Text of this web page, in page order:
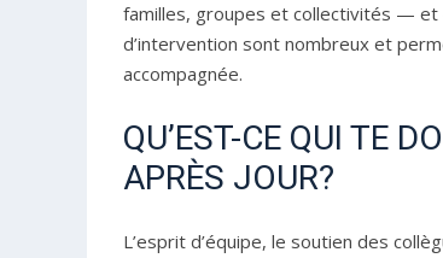
familles, groupes et collectivités —
d’intervention sont nombreux et
accompagnée.
QU’EST-CE QUI TE
APRÈS JOUR?
L’esprit d’équipe, le soutien des